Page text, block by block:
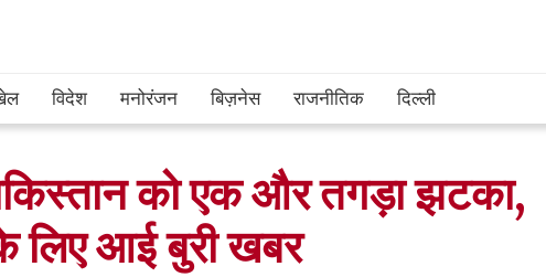
विदेश मनोरंजन बिज़नेस राजनीतिक दिल्ली
को एक और तगड़ा झटका,
लिए आई बुरी खबर